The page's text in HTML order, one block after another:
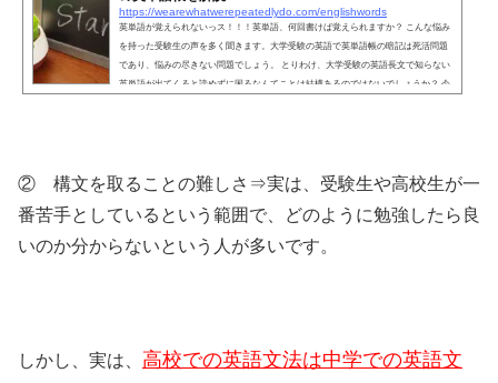
https://wearewhatwerepeatedlydo.com/englishwords
英単語が覚えられないっス！！！英単語、何回書けば覚えられますか？ こんな悩み
を持った受験生の声を多く聞きます。大学受験の英語で英単語帳の暗記は死活問題
であり、悩みの尽きない問題でしょう。 とりわけ、大学受験の英語長文で知らない
英単語が出てくると読めずに困るなんてことは結構あるのではないでしょうか？ 今
② 構文を取ることの難しさ⇒実は、受験生や高校生が一
番苦手としているという範囲で、どのように勉強したら良
いのか分からないという人が多いです。
しかし、実は、 高校での英語文法は中学での英語文